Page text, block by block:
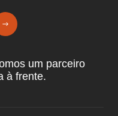
um parceiro
à frente.